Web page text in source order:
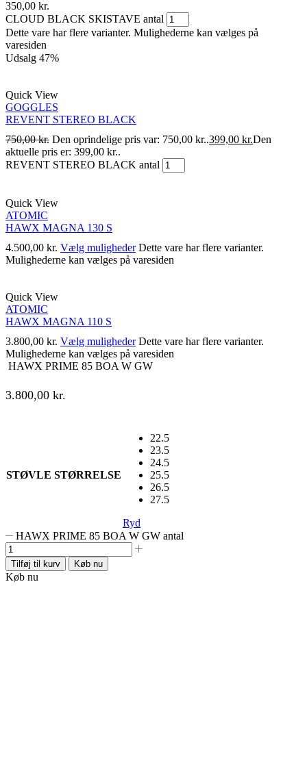
350,00 kr.
CLOUD BLACK SKISTAVE antal
Dette vare har flere varianter. Mulighederne kan vælges på
varesiden
Udsalg 47%
Quick View
GOGGLES
REVENT STEREO BLACK
750,00kr. Den oprindelige pris var: 750,00 kr..399,00 kr.Den
aktuelle pris er: 399,00 kr..
REVENT STEREO BLACK antal
Quick View
ATOMIC
HAWX MAGNA 130 S
4.500,00 kr. Vælg muligheder Dette vare har flere varianter.
Mulighederne kan vælges på varesiden
Quick View
ATOMIC
HAWX MAGNA 110 S
3.800,00 kr. Vælg muligheder Dette vare har flere varianter.
Mulighederne kan vælges på varesiden
HAWX PRIME 85 BOA W GW
3.800,00 kr.
STØVLE STØRRELSE
22.5
23.5
24.5
25.5
26.5
27.5
Ryd
HAWX PRIME 85 BOA W GW antal
Tilføj til kurv Køb nu
Køb nu